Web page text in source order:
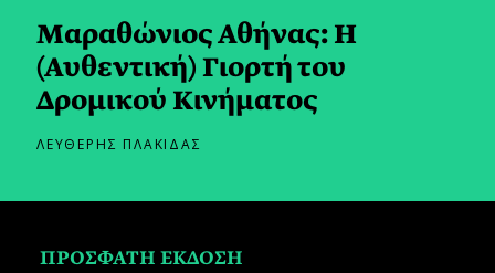
Μαραθώνιος Αθήνας: Η
(Αυθεντική) Γιορτή του
Δρομικού Κινήματος
ΛΕΥΘΕΡΗΣ ΠΛΑΚΙΔΑΣ
ΠΡΟΣΦΑΤΗ ΕΚΔΟΣΗ